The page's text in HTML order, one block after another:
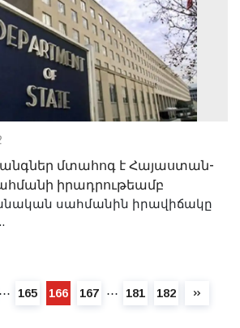
մտահոգ է Հայաստան-
իրադրութեամբ
սահմանին իրավիճակը
⋯ 165 166 167 ⋯ 181 182